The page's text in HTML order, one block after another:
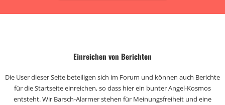
Einreichen von Berichten
Die User dieser Seite beteiligen sich im Forum und können auch Berichte
für die Startseite einreichen, so dass hier ein bunter Angel-Kosmos
entsteht. Wir Barsch-Alarmer stehen für Meinungsfreiheit und eine